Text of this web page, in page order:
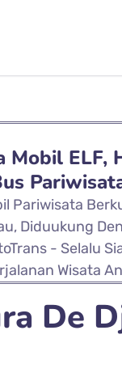
Mobil ELF,
Pariwisata
Diduukung
- Selalu
Wisata
De